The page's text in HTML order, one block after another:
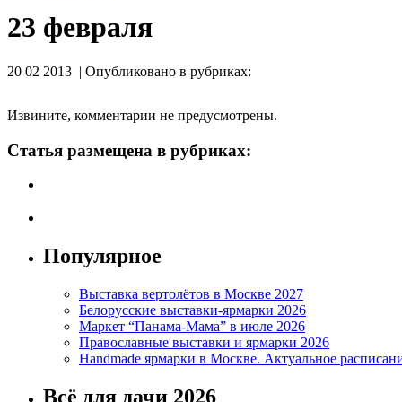
23 февраля
20 02 2013 | Опубликовано в рубриках:
Извините, комментарии не предусмотрены.
Статья размещена в рубриках:
Популярное
Выставка вертолётов в Москве 2027
Белорусские выставки-ярмарки 2026
Маркет “Панама-Мама” в июле 2026
Православные выставки и ярмарки 2026
Handmade ярмарки в Москве. Актуальное
Всё для дачи 2026